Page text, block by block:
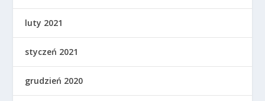
luty 2021
styczeń 2021
grudzień 2020